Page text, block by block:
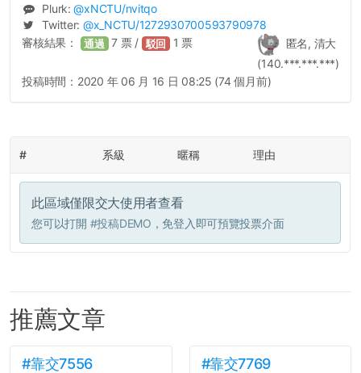
Plurk:@xNCTU/nvitqo
Twitter: @x_NCTU/1272930700593790978
匿名, 清大
(140.***.***.***)
審核結果： 通過 7 票 / 駁回 1 票
投稿時間： 2020 年 06 月 16 日 08:25 (74 個月前)
# 系級 暱稱 理由
此區域僅限交大使用者查看
您可以打開 #投稿DEMO ，免登入即可預覽投票介面
推薦文章
#靠交7556 #靠交7769